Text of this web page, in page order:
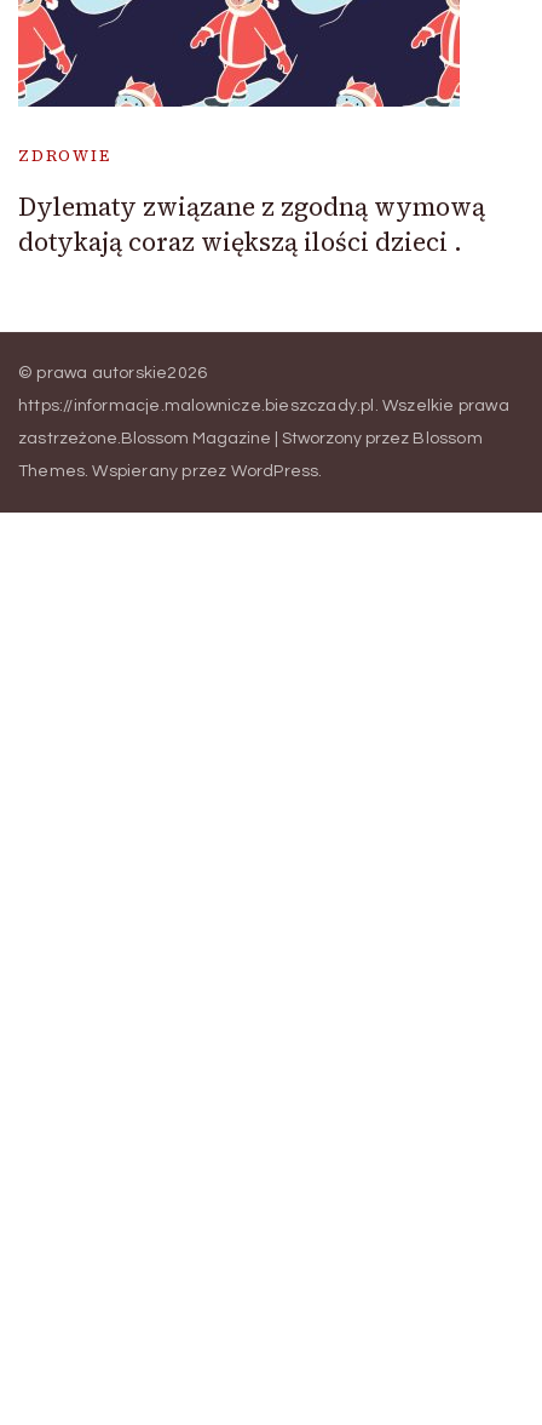
ZDROWIE
Dylematy związane z zgodną wymową
dotykają coraz większą ilości dzieci .
© prawa autorskie2026
https://informacje.malownicze.bieszczady.pl . Wszelkie prawa
zastrzeżone. Blossom Magazine | Stworzony przez Blossom
Themes. Wspierany przez WordPress.